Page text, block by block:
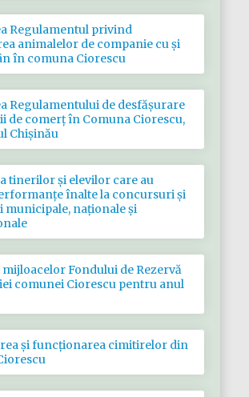
Regulamentul privind
animalelor de companie cu și
în comuna Ciorescu
Regulamentului de desfășurare
de comerț în Comuna Ciorescu,
Chișinău
tinerilor și elevilor care au
înalte la concursuri și
municipale, naționale și
Fondului de Rezervă
comunei Ciorescu pentru anul
și funcționarea cimitirelor din